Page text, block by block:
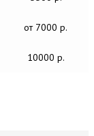
от 7000 р.
10000 р.